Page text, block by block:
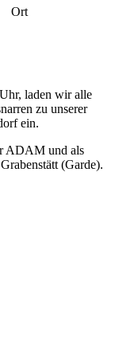
Ort
laden wir alle
zu unserer
ein.
ADAM und als
(Garde).